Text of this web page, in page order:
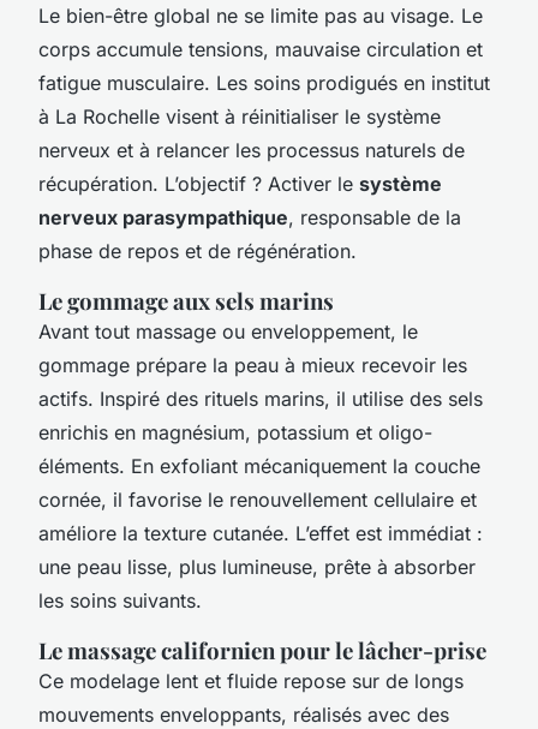
Le bien-être global ne se limite pas au visage. Le
corps accumule tensions, mauvaise circulation et
fatigue musculaire. Les soins prodigués en institut
à La Rochelle visent à réinitialiser le système
nerveux et à relancer les processus naturels de
récupération. L’objectif ? Activer le système
nerveux parasympathique, responsable de la
phase de repos et de régénération.
Le gommage aux sels marins
Avant tout massage ou enveloppement, le
gommage prépare la peau à mieux recevoir les
actifs. Inspiré des rituels marins, il utilise des sels
enrichis en magnésium, potassium et oligo-
éléments. En exfoliant mécaniquement la couche
cornée, il favorise le renouvellement cellulaire et
améliore la texture cutanée. L’effet est immédiat :
une peau lisse, plus lumineuse, prête à absorber
les soins suivants.
Le massage californien pour le lâcher-prise
Ce modelage lent et fluide repose sur de longs
mouvements enveloppants, réalisés avec des